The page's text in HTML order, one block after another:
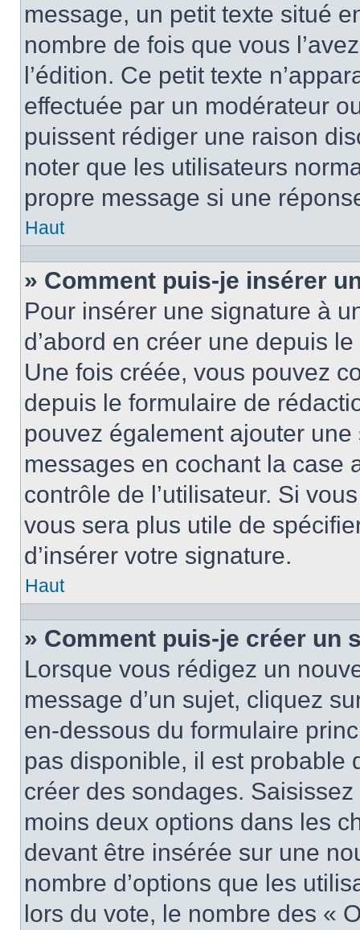
message, un petit texte situé
nombre de fois que vous
l’édition. Ce petit texte
effectuée par un modérateur
puissent rédiger une raison
noter que les utilisateurs
propre message si une
Haut
» Comment puis-je insérer
Pour insérer une signature à
d’abord en créer une depuis
Une fois créée, vous pouvez
depuis le formulaire de
pouvez également ajouter
messages en cochant la case
contrôle de l’utilisateur. Si
vous sera plus utile de
d’insérer votre signature.
Haut
» Comment puis-je créer un
Lorsque vous rédigez un
message d’un sujet, cliquez
en-dessous du formulaire
pas disponible, il est probable
créer des sondages.
moins deux options dans les
devant être insérée sur une
nombre d’options que les
lors du vote, le nombre des «